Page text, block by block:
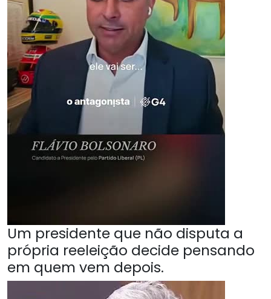
Um presidente que não disputa a
própria reeleição decide pensando
em quem vem depois.